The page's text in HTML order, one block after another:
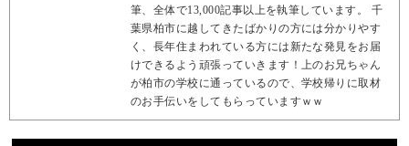
筆、全体で13,000記事以上を執筆しています。 千
葉県柏市に越してきたばかりの方には分かりやす
く、長年住まわれている方には新たな発見をお届
けできるよう頑張っていきます！上のお兄ちゃん
が柏市の学校に通っているので、学校帰りに取材
のお手伝いをしてもらっていますｗｗ